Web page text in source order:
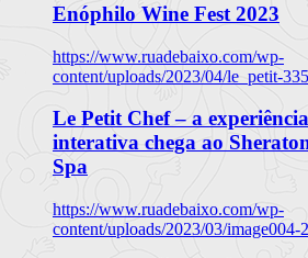
Enóphilo Wine Fest 2023
https://www.ruadebaixo.com/wp-
content/uploads/2023/04/le_petit-
Le Petit Chef – a
interativa chega ao
Spa
https://www.ruadebaixo.com/wp-
content/uploads/2023/03/image004-